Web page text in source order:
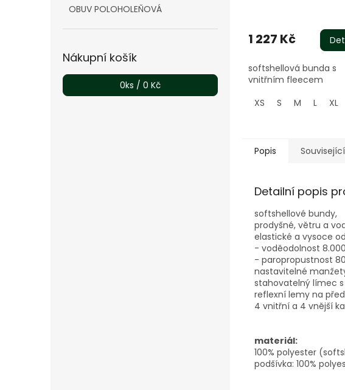
OBUV POLOHOLEŇOVÁ
Nákupní košík
0ks / 0 Kč
1 227 Kč
softshellová bunda s
vnitřním fleecem
XS
S M L XL
Popis
Detailní popis
softshellové bundy,
prodyšné, větru a
elastické a vysoce
- voděodolnost
- paropropustnost
nastavitelné
stahovatelný límec
reflexní lemy na
4 vnitřní a 4 vnější
materiál:
100% polyester
podšívka: 100%